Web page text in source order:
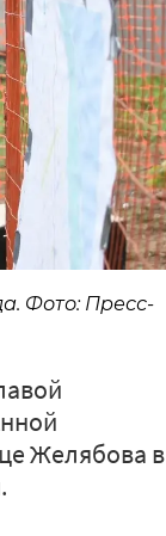
Фото: Пресс-
Желябова в